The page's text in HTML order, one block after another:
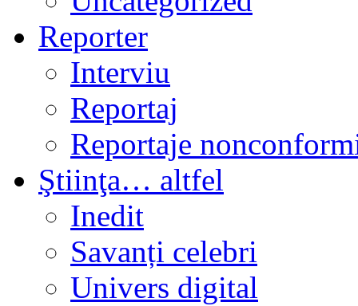
Reporter
Interviu
Reportaj
Reportaje
Ştiinţa… altfel
Inedit
Savanți celebri
Univers digital